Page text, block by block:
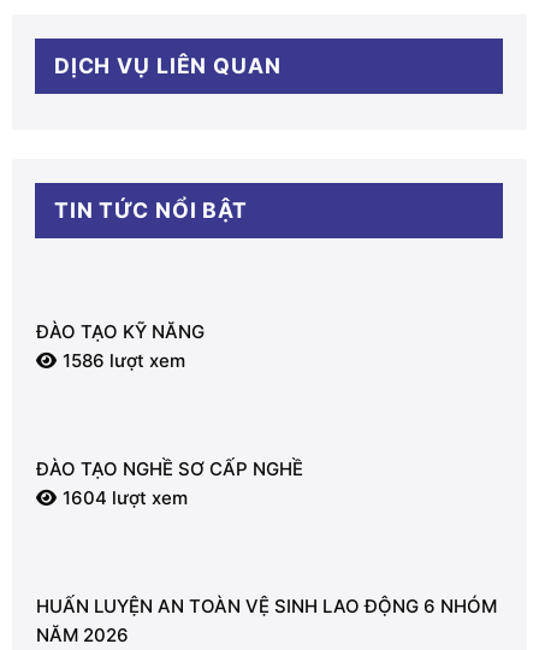
DỊCH VỤ LIÊN QUAN
TIN TỨC NỔI BẬT
ĐÀO TẠO KỸ NĂNG
1586 lượt xem
ĐÀO TẠO NGHỀ SƠ CẤP NGHỀ
1604 lượt xem
HUẤN LUYỆN AN TOÀN VỆ SINH LAO ĐỘNG 6 NHÓM
NĂM 2026